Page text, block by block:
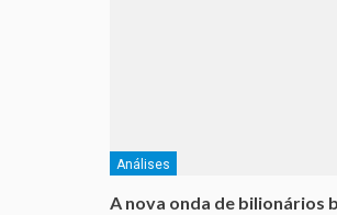
Análises
A nova onda de bilionários